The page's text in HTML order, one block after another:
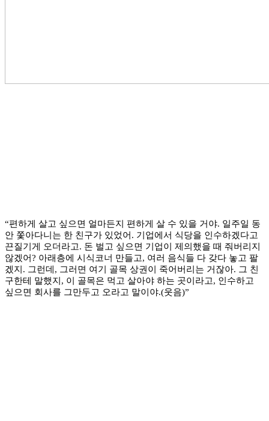
“편하게 살고 싶으면 얼마든지 편하게 살 수 있을 거야. 일주일 동
안 쫓아다니는 한 친구가 있었어. 기업에서 식당을 인수하겠다고
끈질기게 오더라고. 돈 벌고 싶으면 기업이 제의했을 때 줘버리지
않겠어? 아래층에 시식코너 만들고, 여러 음식들 다 갖다 놓고 팔
겠지. 그런데, 그러면 여기 골목 상권이 죽어버리는 거잖아. 그 친
구한테 말했지, 이 골목은 먹고 살아야 하는 곳이라고, 인수하고
싶으면 회사를 그만두고 오라고 말이야.(웃음)”